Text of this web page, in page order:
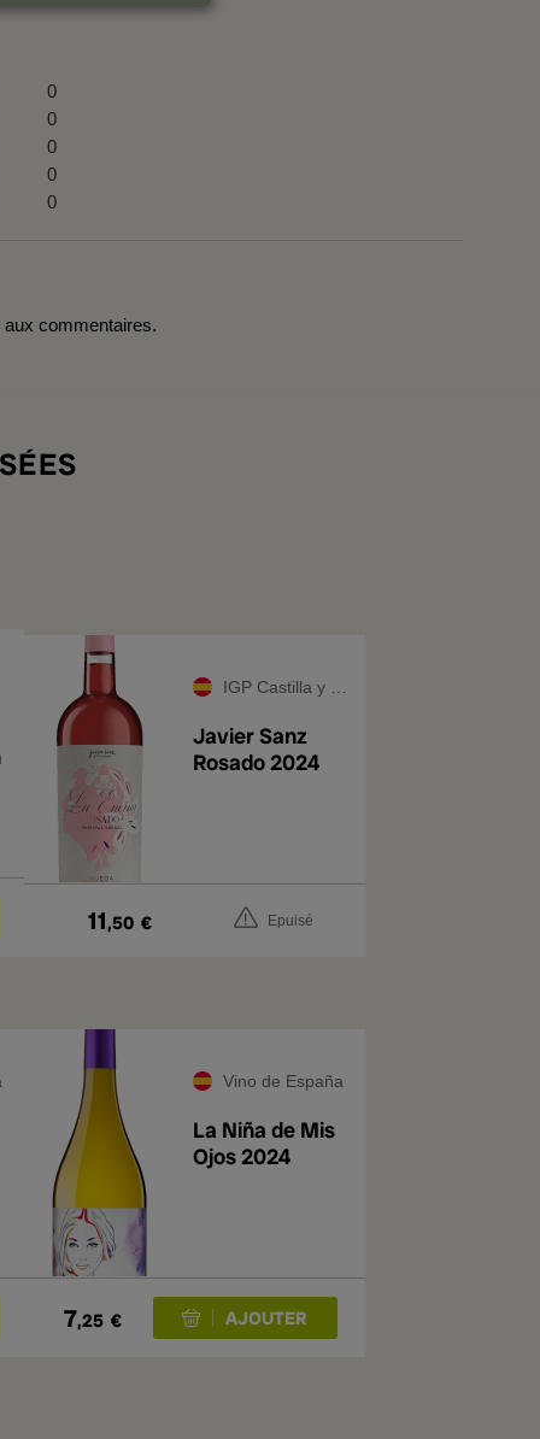
0
0
0
0
0
commentaires.
IGP Castilla y León
Javier Sanz
Rosado 2024
11,50 € Epuisé
Vino de España
La Niña de Mis
Ojos 2024
7,25 €